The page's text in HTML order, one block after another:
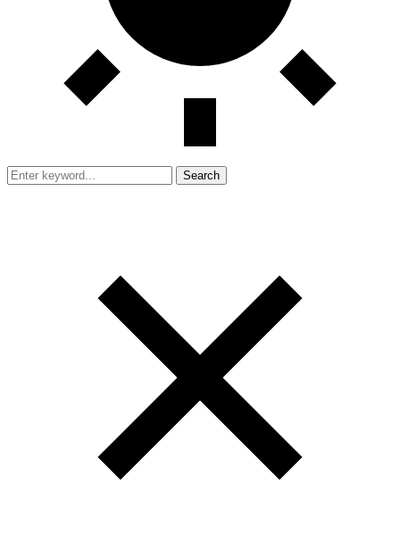
Search